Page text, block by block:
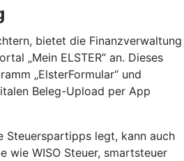
bietet die Finanzverwaltung
„Mein ELSTER“ an. Dieses
„ElsterFormular“ und
Beleg-Upload per App
Steuerspartipps legt, kann auch
wie WISO Steuer, smartsteuer